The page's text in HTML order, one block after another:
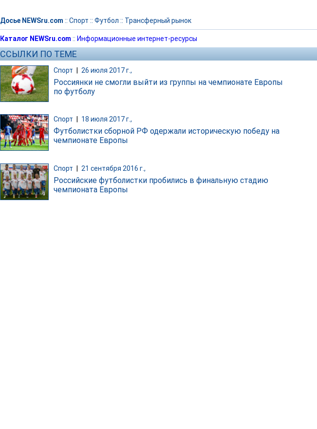
Досье NEWSru.com :: Спорт :: Футбол :: Трансферный рынок
Каталог NEWSru.com :: Информационные интернет-ресурсы
ССЫЛКИ ПО ТЕМЕ
Спорт 26 июля 2017 г.,
Россиянки не смогли выйти из группы на чемпионате Европы
по футболу
Спорт 18 июля 2017 г.,
Футболистки сборной РФ одержали историческую победу на
чемпионате Европы
Спорт | 21 сентября 2016 г.,
Российские футболистки пробились в финальную стадию
чемпионата Европы